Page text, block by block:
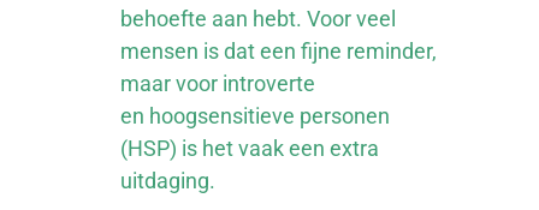
behoefte aan hebt. Voor veel
mensen is dat een fijne reminder,
maar voor introverte
en hoogsensitieve personen
(HSP) is het vaak een extra
uitdaging.